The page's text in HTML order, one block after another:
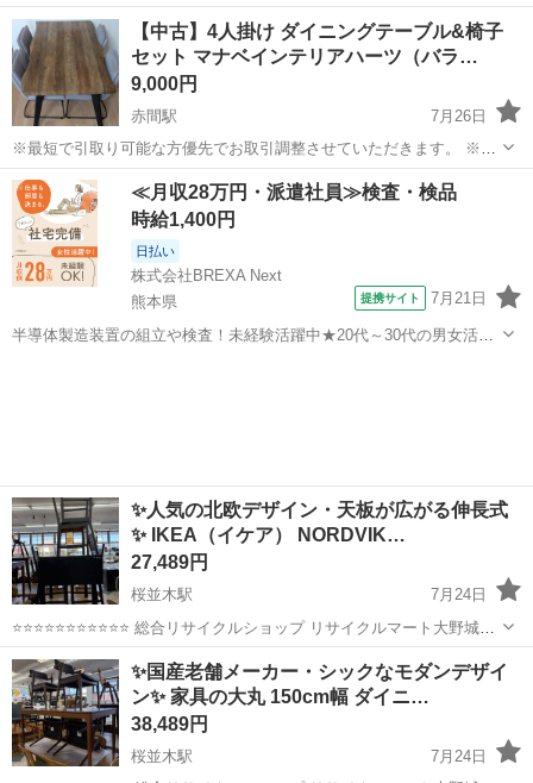
ので、傷等はありません。 【サイズや色】写真のとおりです 【希望取
引場所】博多区山王公園近くで引き渡し可能な方 【希望取引日時】応
相談 テーブルは、分解し...
福岡 福岡市 祇園駅 ダイニングセット
【中古】4人掛け ダイニングテーブル&椅子
セット マナベインテリアハーツ（バラ…
9,000円
赤間駅
7月26日
※最短で引取り可能な方優先でお取引調整させていただきます。 ※テ
ーブルと椅子セットです。テーブルのみ、椅子のみの取引はお断りさ
せていただきます。 マナベインテリアハーツでテーブルと椅子をセッ
トで2020年に購入しました。...
福岡 宗像市 赤間駅 ダイニングセット
≪月収28万円・派遣社員≫検査・検品
時給1,400円
日払い
株式会社BREXA Next
熊本県
提携サイト 7月21日
半導体製造装置の組立や検査！未経験活躍中★20代～30代の男女活躍
✨人気の北欧デザイン・天板が広がる伸長式
✨ IKEA（イケア） NORDVIK…
27,489円
桜並木駅
7月24日
⭐️⭐️⭐️⭐️⭐️⭐️⭐️⭐️⭐️⭐️⭐️ 総合リサイクルショップ リサイクルマート大野城店
です ⭐️⭐️⭐️⭐️⭐️⭐️⭐️⭐️⭐️⭐️⭐️ 📜 商品内容 世界中で愛される北欧スウェーデ
ン発のブランド『IK...
福岡 大野城市 桜並木駅 ダイニングセット
NORDVIKEN
✨国産老舗メーカー・シックなモダンデザイ
ン✨ 家具の大丸 150cm幅 ダイニ…
38,489円
桜並木駅
7月24日